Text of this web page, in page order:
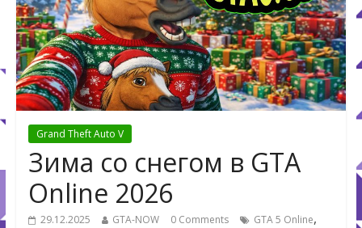
Grand Theft Auto V
Зима со снегом в GTA
Online 2026
29.12.2025 GTA-NOW 0 Comments GTA 5 Online,